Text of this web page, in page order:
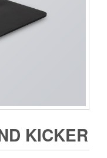
KICKER